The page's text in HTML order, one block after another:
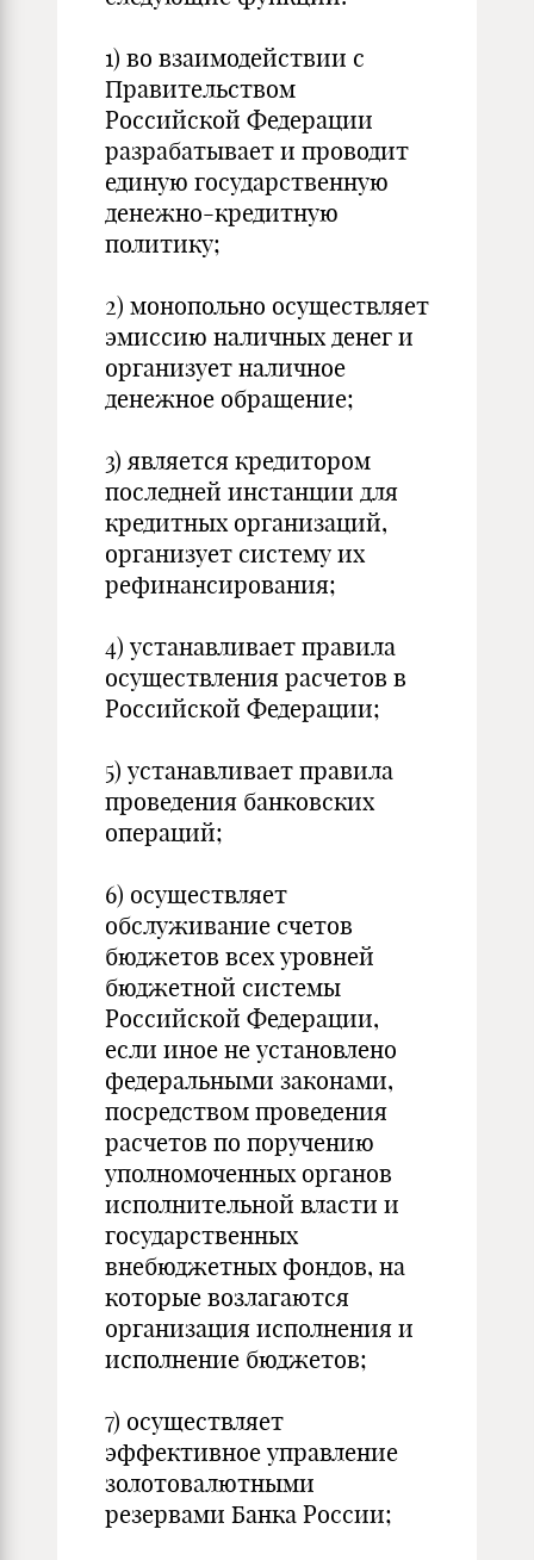
1) во взаимодействии с
Правительством
Российской Федерации
разрабатывает и проводит
единую государственную
денежно-кредитную
политику;
2) монопольно осуществляет
эмиссию наличных денег и
организует наличное
денежное обращение;
3) является кредитором
последней инстанции для
кредитных организаций,
организует систему их
рефинансирования;
4) устанавливает правила
осуществления расчетов в
Российской Федерации;
5) устанавливает правила
проведения банковских
операций;
6) осуществляет
обслуживание счетов
бюджетов всех уровней
бюджетной системы
Российской Федерации,
если иное не установлено
федеральными законами,
посредством проведения
расчетов по поручению
уполномоченных органов
исполнительной власти и
государственных
внебюджетных фондов, на
которые возлагаются
организация исполнения и
исполнение бюджетов;
7) осуществляет
эффективное управление
золотовалютными
резервами Банка России;